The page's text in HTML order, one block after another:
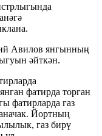
Авилов янгынның
әйткән.
фатирда торган
фатирларда газ
Йортның
газ бирү